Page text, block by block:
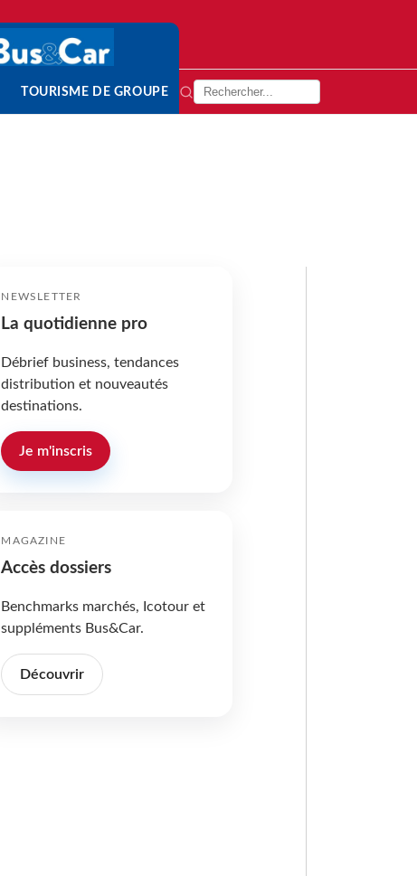
TOURISME DE GROUPE
NEWSLETTER
La quotidienne pro
Débrief business, tendances
distribution et nouveautés
destinations.
Je m'inscris
MAGAZINE
Accès dossiers
Benchmarks marchés, Icotour et
suppléments Bus&Car.
Découvrir